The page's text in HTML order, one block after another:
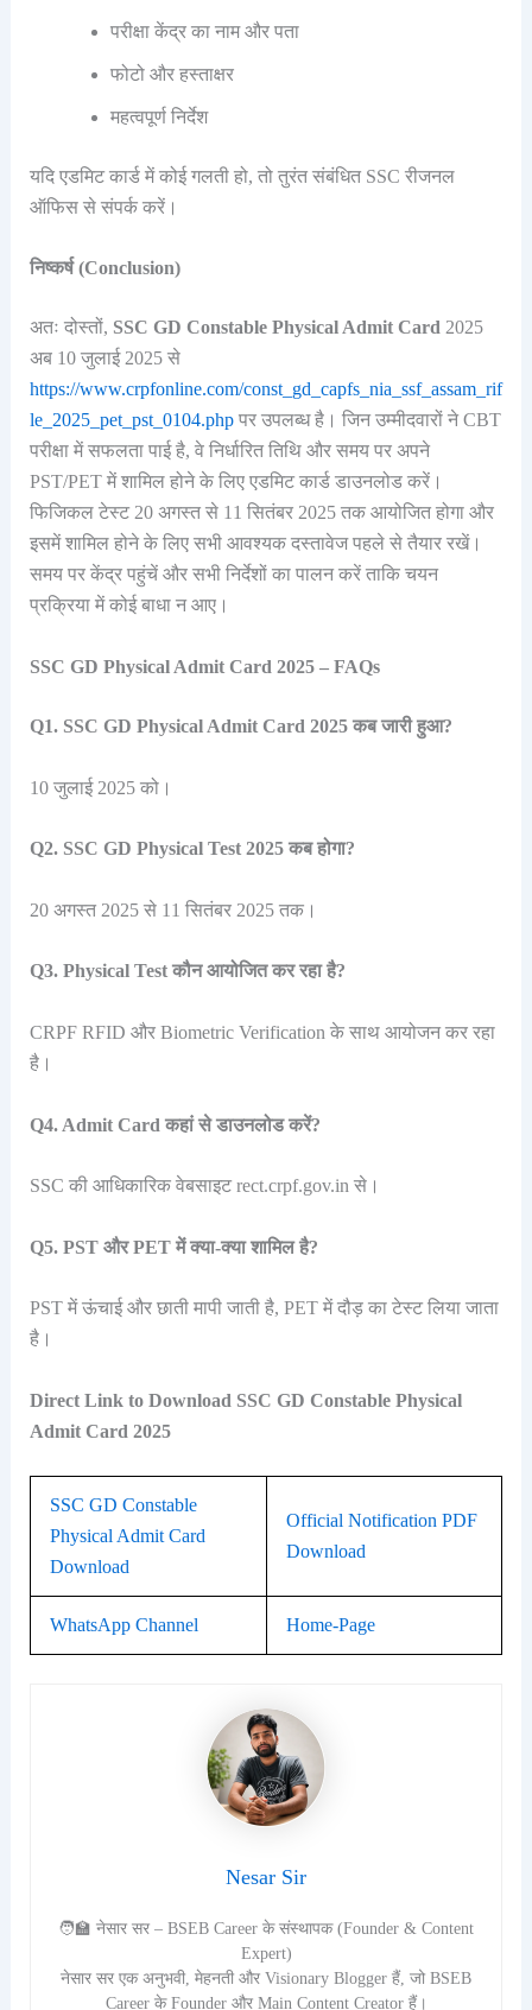
परीक्षा केंद्र का नाम और पता
फोटो और हस्ताक्षर
महत्वपूर्ण निर्देश
यदि एडमिट कार्ड में कोई गलती हो, तो तुरंत संबंधित SSC रीजनल
ऑफिस से संपर्क करें।
निष्कर्ष (Conclusion)
अतः दोस्तों, SSC GD Constable Physical Admit Card2025
अब 10 जुलाई 2025 से
https://www.crpfonline.com/const_gd_capfs_nia_ssf_assam_rif
le_2025_pet_pst_0104.phpपर उपलब्ध है। जिन उम्मीदवारों ने CBT
परीक्षा में सफलता पाई है, वे निर्धारित तिथि और समय पर अपने
PST/PET में शामिल होने के लिए एडमिट कार्ड डाउनलोड करें।
फिजिकल टेस्ट 20 अगस्त से 11 सितंबर 2025 तक आयोजित होगा और
इसमें शामिल होने के लिए सभी आवश्यक दस्तावेज पहले से तैयार रखें।
समय पर केंद्र पहुंचें और सभी निर्देशों का पालन करें ताकि चयन
प्रक्रिया में कोई बाधा न आए।
SSC GD Physical Admit Card 2025 – FAQs
Q1. SSC GD Physical Admit Card 2025 कब जारी हुआ?
10 जुलाई 2025 को।
Q2. SSC GD Physical Test 2025 कब होगा?
20 अगस्त 2025 से 11 सितंबर 2025 तक।
Q3. Physical Test कौन आयोजित कर रहा है?
CRPF RFID और Biometric Verification के साथ आयोजन कर रहा
है।
Q4. Admit Card कहां से डाउनलोड करें?
SSC की आधिकारिक वेबसाइट rect.crpf.gov.in से।
Q5. PST और PET में क्या-क्या शामिल है?
PST में ऊंचाई और छाती मापी जाती है, PET में दौड़ का टेस्ट लिया जाता
है।
Direct Link to Download SSC GD Constable Physical
Admit Card 2025
SSC GD Constable
Physical Admit Card
Download
Official Notification PDF
Download
WhatsApp Channel Home-Page
Nesar Sir
🧑‍🏫 नेसार सर – BSEB Career के संस्थापक (Founder & Content
Expert)
नेसार सर एक अनुभवी, मेहनती और Visionary Blogger हैं, जो BSEB
Career के Founder और Main Content Creator हैं।